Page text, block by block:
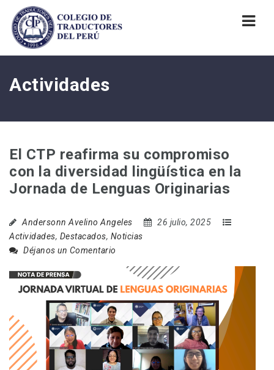
Actividades
El CTP reafirma su compromiso
con la diversidad lingüística en la
Jornada de Lenguas Originarias
Andersonn Avelino Angeles
26 julio, 2025
Actividades, Destacados, Noticias
Déjanos un Comentario